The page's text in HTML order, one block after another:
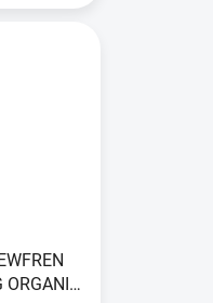
ORGANIC